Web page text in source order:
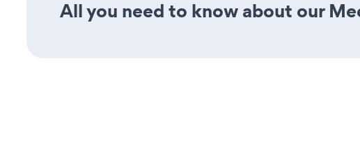
All you need to know about our